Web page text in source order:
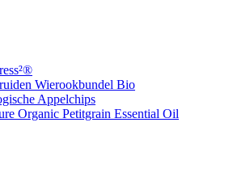
Wierookbundel Bio
Appelchips
Organic Petitgrain Essential Oil